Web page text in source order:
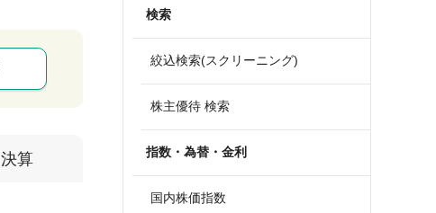
決算
検索
絞込検索(スクリーニング)
株主優待 検索
指数・為替・金利
国内株価指数